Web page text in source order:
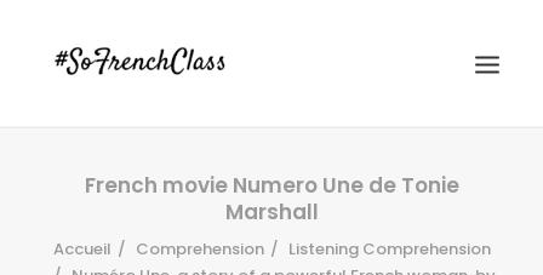
French movie Numero Une de Tonie
Marshall
Accueil Comprehension
Listening Comprehension